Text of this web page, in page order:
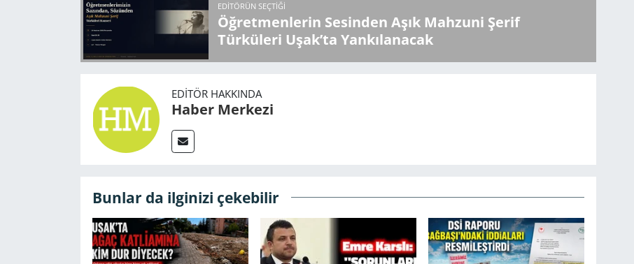
EDITÖRÜN SEÇTIĞI
Öğretmenlerin Sesinden Aşık Mahzuni Şerif
Türküleri Uşak’ta Yankılanacak
EDITÖR HAKKINDA
Haber Merkezi
Bunlar da ilginizi çekebilir